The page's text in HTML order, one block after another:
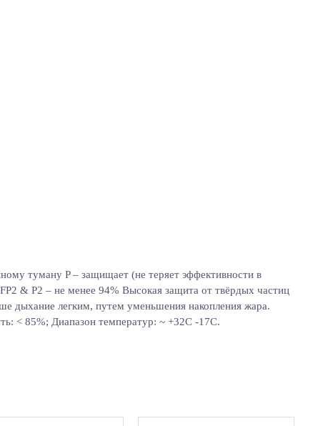
туману P – защищает (не теряет эффективности в
& P2 – не менее 94% Высокая защита от твёрдых частиц
дыхание легким, путем уменьшения накопления жара.
< 85%; Диапазон температур: ~ +32C -17C.